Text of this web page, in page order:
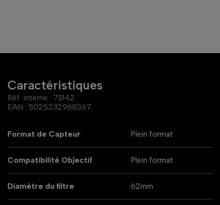
Caractéristiques
Réf. interne : 73142
EAN : 5025232968367
Format de Capteur Plein format
Compatibilité Objectif Plein format
Diamètre du filtre 62mm